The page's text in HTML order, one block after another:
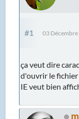
#1 03
ça veut dire
d'ouvrir le
IE veut bien